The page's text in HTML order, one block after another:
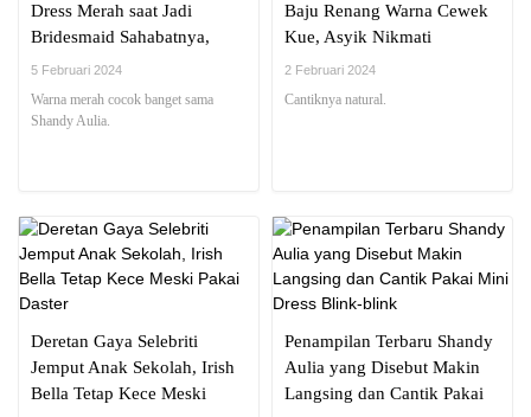
Dress Merah saat Jadi
Bridesmaid Sahabatnya,
Menyala Abangkuh!
5 Februari 2024
Warna merah cocok banget sama
Shandy Aulia.
Baju Renang Warna Cewek
Kue, Asyik Nikmati
Pemandangan Kota
2 Februari 2024
Cantiknya natural.
Deretan Gaya Selebriti
Jemput Anak Sekolah, Irish
Bella Tetap Kece Meski
Penampilan Terbaru Shandy
Aulia yang Disebut Makin
Langsing dan Cantik Pakai